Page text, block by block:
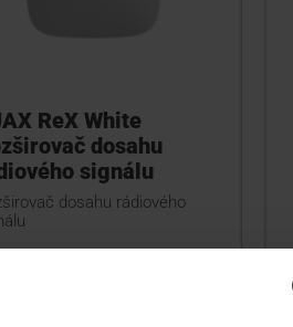
ReX White
dosahu
signálu
dosahu rádiového